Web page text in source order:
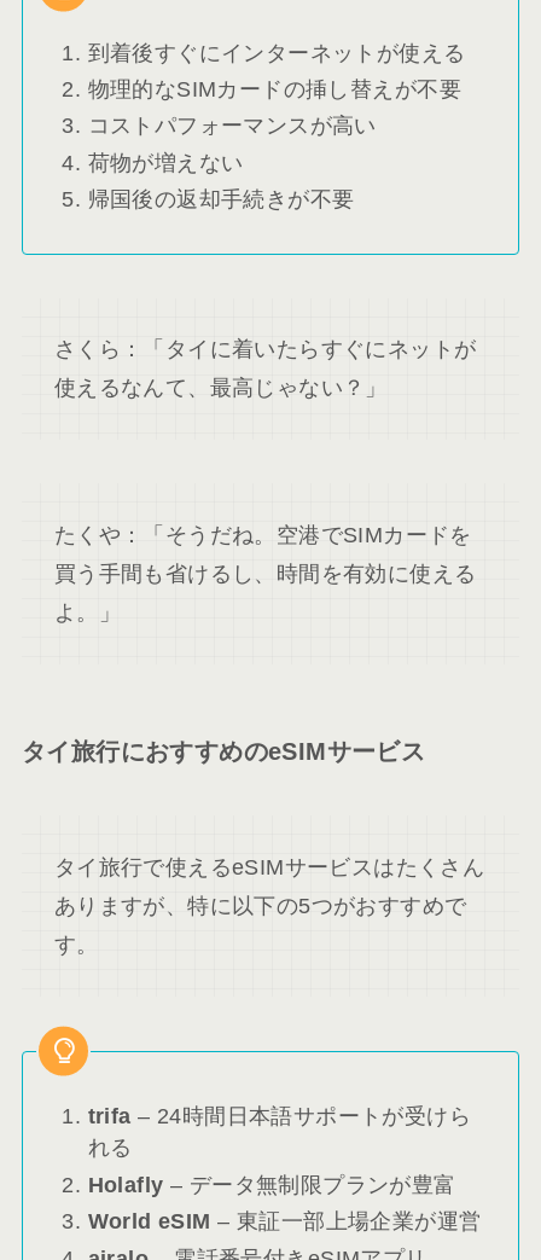
到着後すぐにインターネットが使える
物理的なSIMカードの挿し替えが不要
コストパフォーマンスが高い
荷物が増えない
帰国後の返却手続きが不要
さくら：「タイに着いたらすぐにネットが
使えるなんて、最高じゃない？」
たくや：「そうだね。空港でSIMカードを
買う手間も省けるし、時間を有効に使える
よ。」
タイ旅行におすすめのeSIMサービス
タイ旅行で使えるeSIMサービスはたくさん
ありますが、特に以下の5つがおすすめで
す。
trifa – 24時間日本語サポートが受けら
れる
Holafly – データ無制限プランが豊富
World eSIM – 東証一部上場企業が運営